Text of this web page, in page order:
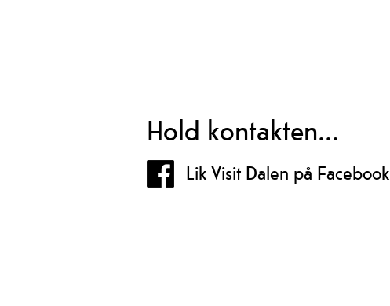
Hold kontakten...
Lik Visit Dalen på Facebook